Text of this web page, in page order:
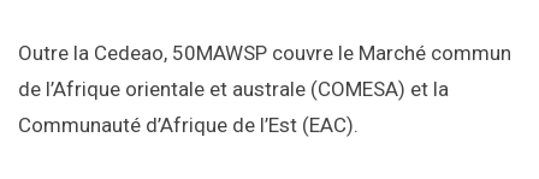
Outre la Cedeao, 50MAWSP couvre le Marché commun
de l’Afrique orientale et australe (COMESA) et la
Communauté d’Afrique de l’Est (EAC).